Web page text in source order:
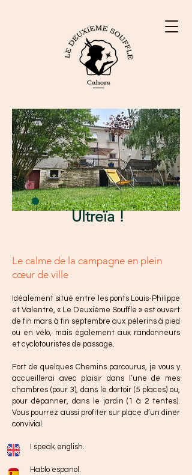
Ultreïa !
Le calme de la campagne en plein
cœur de ville
Idéalement situé entre les ponts Louis-Philippe
et Valentré, « Le Deuxième Souffle » est ouvert
de fin mars à fin septembre aux pèlerins à pied
ou en vélo, mais également aux randonneurs
et cyclotouristes de passage.
Fort de quelques Chemins parcourus, je vous y
accueillerai avec plaisir dans l’une de mes
chambres (pour 3), dans le dortoir (5 places) ou,
pour dépanner, dans le jardin (1 à 2 tentes).
Vous pourrez aussi profiter sur place d’un diner
convivial.
I speak english.
Hablo espanol.